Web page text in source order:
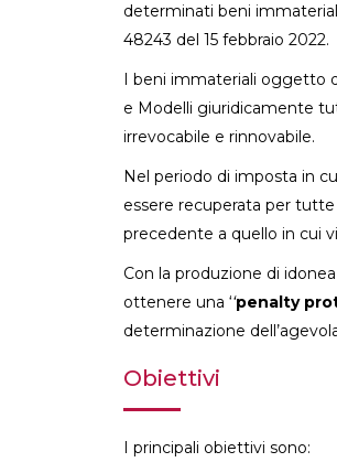
determinati beni
48243 del 15 febbraio 2022.
I beni immateriali oggetto
e Modelli giuridicamente
irrevocabile e rinnovabile.
Nel periodo di imposta in
essere recuperata per
precedente a quello in cui
Con la produzione di
ottenere una ‘‘penalty
determinazione
Obiettivi
I principali obiettivi sono: